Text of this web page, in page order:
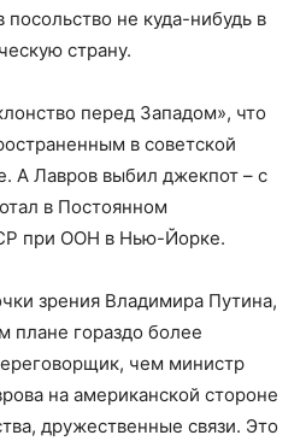
не куда-нибудь в
страну.
перед Западом», что
в советской
А Лавров выбил джекпот – с
в Постоянном
при ООН в Нью-Йорке.
зрения Владимира Путина,
плане гораздо более
чем министр
на американской стороне
дружественные связи. Это